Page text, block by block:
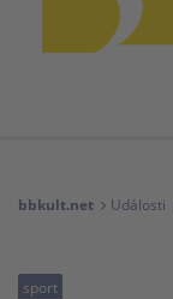
bbkult.net Události
sport